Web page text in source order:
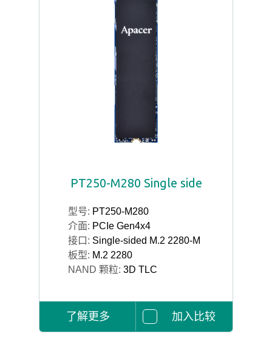
PT250-M280 Single side
型号: PT250-M280
介面: PCIe Gen4x4
接口: Single-sided M.2 2280-M
板型: M.2 2280
NAND 颗粒: 3D TLC
了解更多 加入比较